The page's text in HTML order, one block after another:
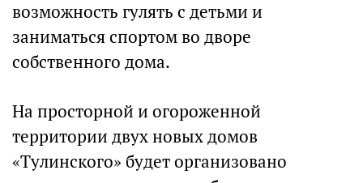
возможность гулять с детьми и
заниматься спортом во дворе
собственного дома.
На просторной и огороженной
территории двух новых домов
«Тулинского» будет организовано